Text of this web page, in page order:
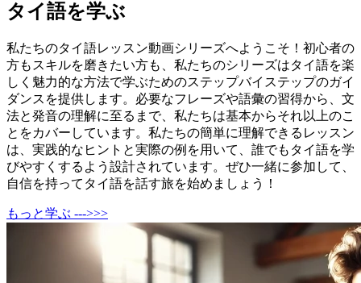
タイ語を学ぶ
私たちのタイ語レッスン動画シリーズへようこそ！初心者の
方もスキルを磨きたい方も、私たちのシリーズはタイ語を楽
しく魅力的な方法で学ぶためのステップバイステップのガイ
ダンスを提供します。必要なフレーズや語彙の習得から、文
法と発音の理解に至るまで、私たちは基本からそれ以上のこ
とをカバーしています。私たちの簡単に理解できるレッスン
は、実践的なヒントと実際の例を用いて、誰でもタイ語を学
びやすくするよう設計されています。ぜひ一緒に参加して、
自信を持ってタイ語を話す旅を始めましょう！
もっと学ぶ --->>>